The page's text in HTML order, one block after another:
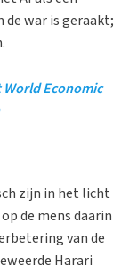
de war is geraakt;
Economic
zijn in het licht
de mens daarin
van de
Harari